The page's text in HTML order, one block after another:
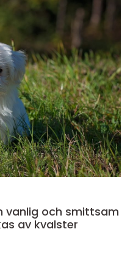
vanlig och smittsam
av kvalster